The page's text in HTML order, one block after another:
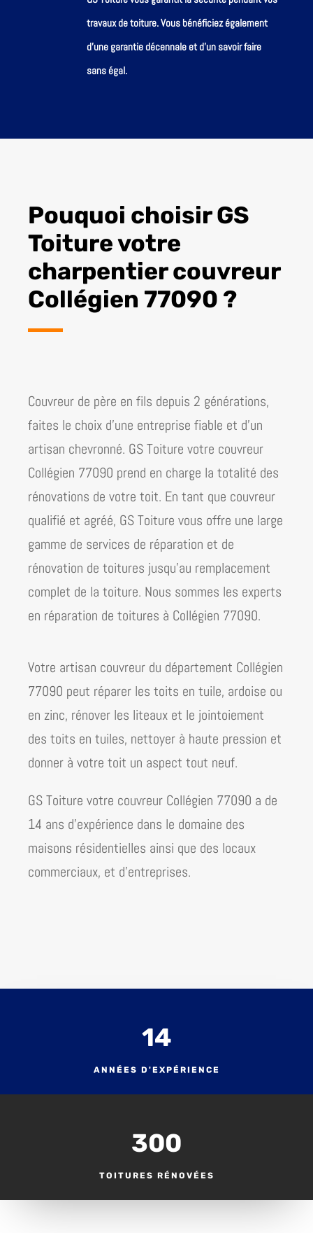
travaux de toiture. Vous bénéficiez également
d’une garantie décennale et d’un savoir faire
sans égal.
Pouquoi choisir GS
Toiture votre
charpentier couvreur
Collégien 77090 ?
Couvreur de père en fils depuis 2 générations,
faites le choix d’une entreprise fiable et d’un
artisan chevronné. GS Toiture votre couvreur
Collégien 77090 prend en charge la totalité des
rénovations de votre toit. En tant que couvreur
qualifié et agréé, GS Toiture vous offre une large
gamme de services de réparation et de
rénovation de toitures jusqu’au remplacement
complet de la toiture. Nous sommes les experts
en réparation de toitures à Collégien 77090.
Votre artisan couvreur du département Collégien
77090 peut réparer les toits en tuile, ardoise ou
en zinc, rénover les liteaux et le jointoiement
des toits en tuiles, nettoyer à haute pression et
donner à votre toit un aspect tout neuf.
GS Toiture votre couvreur Collégien 77090 a de
14 ans d’expérience dans le domaine des
maisons résidentielles ainsi que des locaux
commerciaux, et d’entreprises.
14
ANNÉES D'EXPÉRIENCE
300
TOITURES RÉNOVÉES